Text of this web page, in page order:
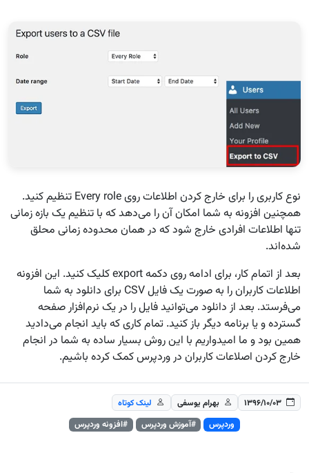
نوع کاربری را برای خارج کردن اطلاعات روی Every role تنظیم کنید.
همچنین افزونه به شما امکان آن را می‌دهد که با تنظیم یک بازه زمانی
تنها اطلاعات افرادی خارج شود که در همان محدوده زمانی محلق
شده‌اند.
بعد از اتمام کار، برای ادامه روی دکمه export کلیک کنید. این افزونه
اطلاعات کاربران را به صورت یک فایل CSV برای دانلود به شما
می‌فرستد. بعد از دانلود می‌توانید فایل را در یک نرم‌افزار صفحه
گسترده و یا برنامه دیگر باز کنید. تمام کاری که باید انجام می‌دادید
همین بود و ما امیدواریم با این روش بسیار ساده به شما در انجام
خارج کردن اصلاعات کاربران در وردپرس کمک کرده باشیم.
۱۳۹۶/۱۰/۰۳ بهرام یوسفی
لینک کوتاه
وردپرس
#آموزش وردپرس #افزونه وردپرس